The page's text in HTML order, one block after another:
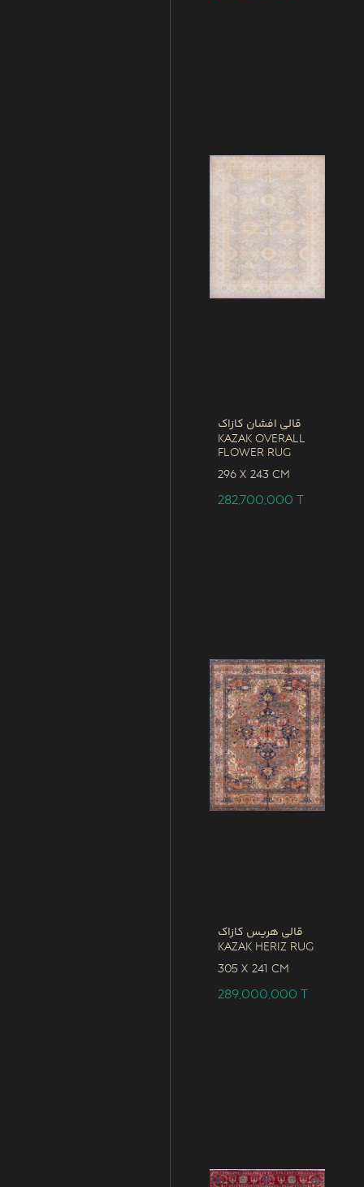
قالی افشان کازاک
Kazak Overall
Flower Rug
296 x 243 CM
282,700,000T
قالی هریس کازاک
Kazak Heriz Rug
305 x 241 CM
289,000,000T